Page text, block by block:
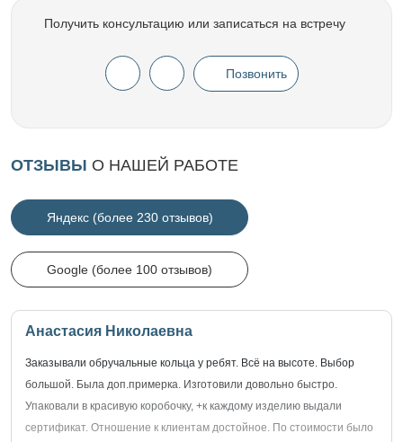
Получить консультацию или записаться на встречу
Позвонить
ОТЗЫВЫ О НАШЕЙ РАБОТЕ
Яндекс (более 230 отзывов)
Google (более 100 отзывов)
Анастасия Николаевна
Заказывали обручальные кольца у ребят. Всё на высоте. Выбор
большой. Была доп.примерка. Изготовили довольно быстро.
Упаковали в красивую коробочку, +к каждому изделию выдали
сертификат. Отношение к клиентам достойное. По стоимости было